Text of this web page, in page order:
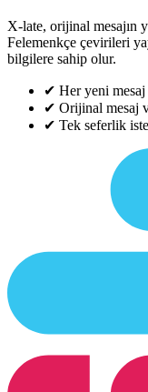
X-late, orijinal mesajın
Felemenkçe çevirileri
bilgilere sahip olur.
✔ Her yeni
✔ Orijinal mesaj
✔ Tek seferlik